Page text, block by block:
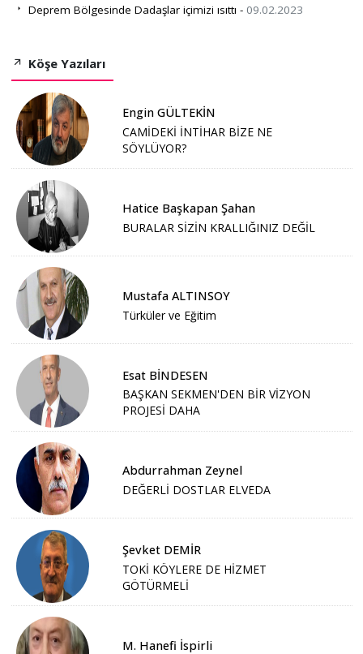
Deprem Bölgesinde Dadaşlar içimizi ısıttı - 09.02.2023
Köşe Yazıları
Engin GÜLTEKİN
CAMİDEKİ İNTİHAR BİZE NE
SÖYLÜYOR?
Hatice Başkapan Şahan
BURALAR SİZİN KRALLIĞINIZ DEĞİL
Mustafa ALTINSOY
Türküler ve Eğitim
Esat BİNDESEN
BAŞKAN SEKMEN'DEN BİR VİZYON
PROJESİ DAHA
Abdurrahman Zeynel
DEĞERLİ DOSTLAR ELVEDA
Şevket DEMİR
TOKİ KÖYLERE DE HİZMET
GÖTÜRMELİ
M. Hanefi İspirli